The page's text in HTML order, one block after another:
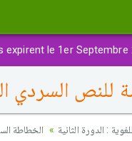
le 1er
للنص
: الدورة الثانية الخطاطة